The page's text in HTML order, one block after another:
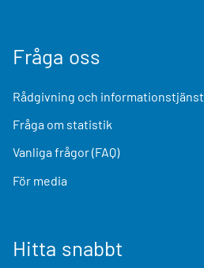
Fråga oss
Rådgivning och informationstjänst
Fråga om statistik
Vanliga frågor (FAQ)
För media
Hitta snabbt